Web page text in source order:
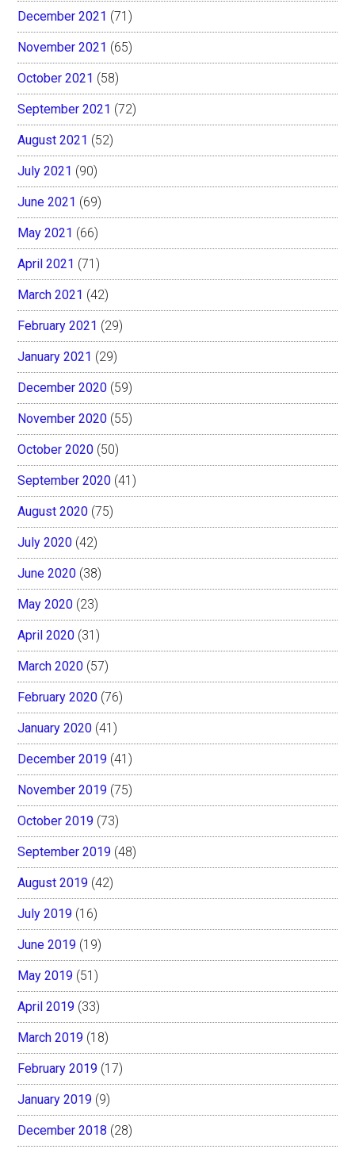
December 2021 (71)
November 2021 (65)
October 2021 (58)
September 2021 (72)
August 2021 (52)
July 2021 (90)
June 2021 (69)
May 2021 (66)
April 2021 (71)
March 2021 (42)
February 2021 (29)
January 2021 (29)
December 2020 (59)
November 2020 (55)
October 2020 (50)
September 2020 (41)
August 2020 (75)
July 2020 (42)
June 2020 (38)
May 2020 (23)
April 2020 (31)
March 2020 (57)
February 2020 (76)
January 2020 (41)
December 2019 (41)
November 2019 (75)
October 2019 (73)
September 2019 (48)
August 2019 (42)
July 2019 (16)
June 2019 (19)
May 2019 (51)
April 2019 (33)
March 2019 (18)
February 2019 (17)
January 2019 (9)
December 2018 (28)